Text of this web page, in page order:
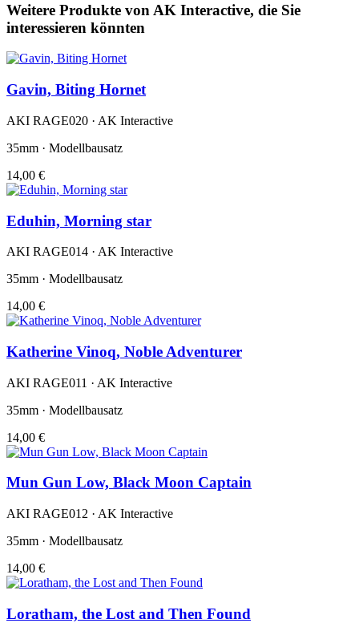
Weitere Produkte von AK Interactive, die Sie
interessieren könnten
Gavin, Biting Hornet
AKI RAGE020 · AK Interactive
35mm · Modellbausatz
14,00 €
Eduhin, Morning star
AKI RAGE014 · AK Interactive
35mm · Modellbausatz
14,00 €
Katherine Vinoq, Noble Adventurer
AKI RAGE011 · AK Interactive
35mm · Modellbausatz
14,00 €
Mun Gun Low, Black Moon Captain
AKI RAGE012 · AK Interactive
35mm · Modellbausatz
14,00 €
Loratham, the Lost and Then Found